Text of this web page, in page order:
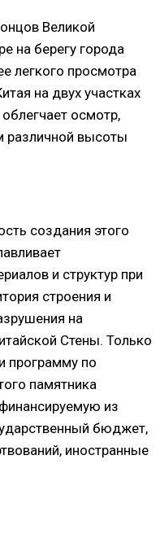
Великой
на берегу города
легкого просмотра
на двух участках
осмотр,
различной высоты
создания этого
и структур при
строения и
на
Стены. Только
программу по
памятника
из
бюджет,
иностранные